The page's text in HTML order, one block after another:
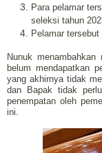
Para pelamar
seleksi tahun
Pelamar
Nunuk
belum mendapatkan
yang akhirnya tidak
dan Bapak tidak
penempatan oleh
ini.